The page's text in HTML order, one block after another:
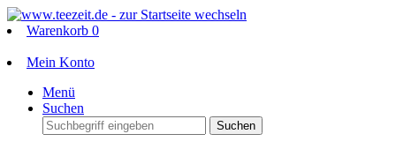
Warenkorb 0
Mein Konto
Menü
Suchen
Suchen